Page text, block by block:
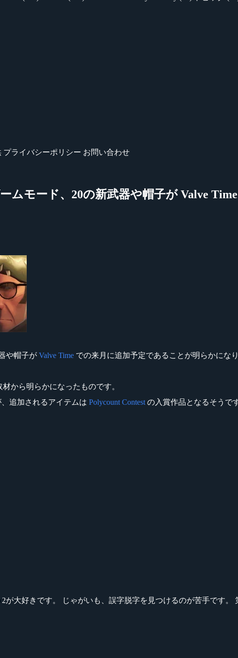
プライバシーポリシー お問い合わせ
ムモード、20の新武器や帽子が Valve
や帽子が Valve Time での来月に追加予定であることが明らかになり
材から明らかになったものです。
追加されるアイテムは Polycount Contest の入賞作品となるそうです
2が大好きです。 じゃがいも、誤字脱字を見つけるのが苦手です